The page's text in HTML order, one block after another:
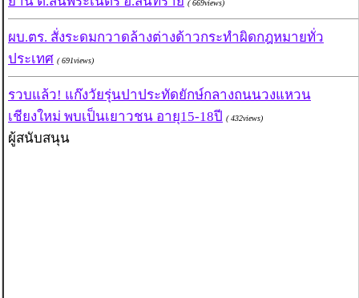
( 669views)
ผบ.ตร. สั่งระดมกวาดล้างต่างด้าวกระทำผิดกฎหมายทั่ว
ประเทศ ( 691views)
รวบแล้ว! แก๊งวัยรุ่นปาประทัดยักษ์กลางถนนวงแหวน
เชียงใหม่ พบเป็นเยาวชน อายุ15-18ปี ( 432views)
ผู้สนับสนุน